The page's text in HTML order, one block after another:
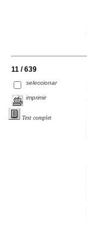
11 / 639
seleccionar
imprimir
Text complet